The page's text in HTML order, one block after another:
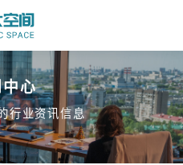
心
行业资讯信息